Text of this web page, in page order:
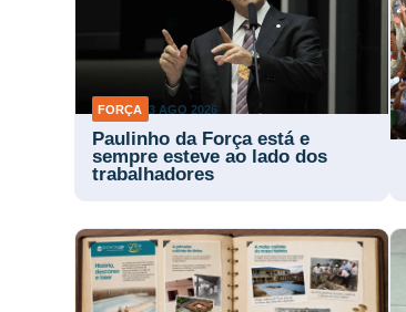
FORÇA 3 AGO 2026
Paulinho da Força está e
sempre esteve ao lado dos
trabalhadores